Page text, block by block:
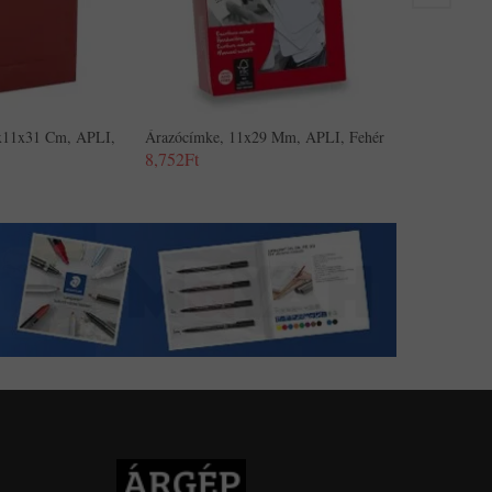
Cm, APLI, Árazócímke, 11x29 Mm, APLI, Fehér
8,752Ft